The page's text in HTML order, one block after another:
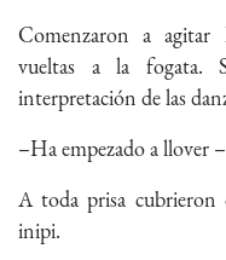
Comenzaron a agitar
vueltas a la fogata.
interpretación de las
–Ha empezado a llover
A toda prisa cubrieron
inipi.